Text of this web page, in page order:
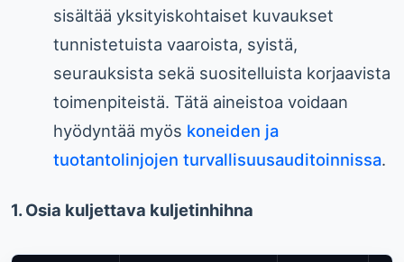
sisältää yksityiskohtaiset kuvaukset
tunnistetuista vaaroista, syistä,
seurauksista sekä suositelluista korjaavista
toimenpiteistä. Tätä aineistoa voidaan
hyödyntää myös koneiden ja
tuotantolinjojen turvallisuusauditoinnissa.
1. Osia kuljettava kuljetinhihna